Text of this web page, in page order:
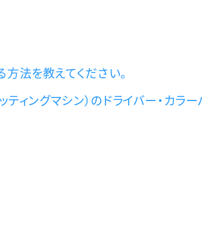
法を教えてください。
ィングマシン）のドライバー・カラ